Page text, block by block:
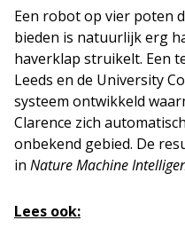
Een robot op vier poten
bieden is natuurlijk erg
haverklap struikelt. Een
Leeds en de University
systeem ontwikkeld
Clarence zich
onbekend gebied. De
in Nature Machine
Lees ook: